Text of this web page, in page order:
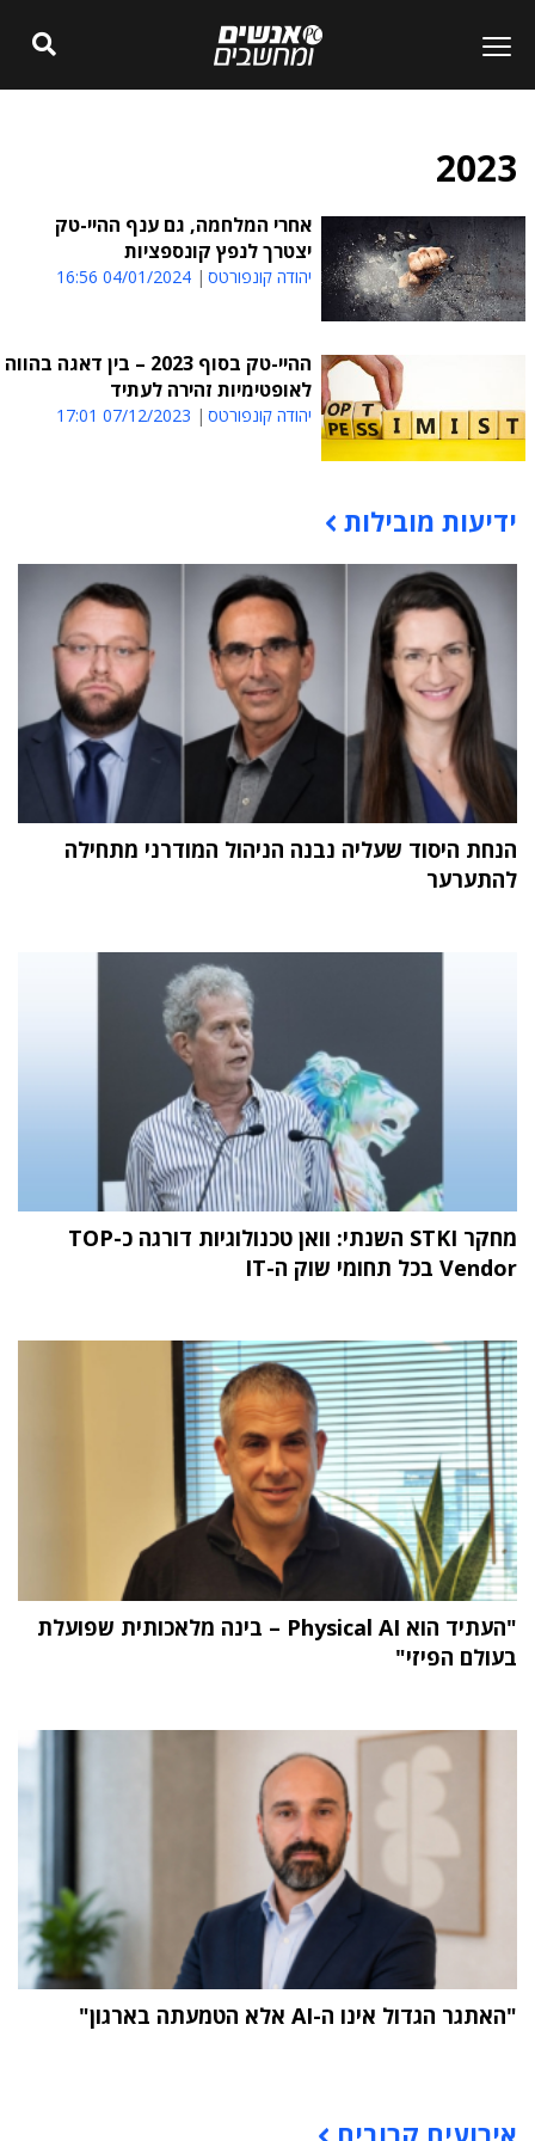
2023
אחרי המלחמה, גם ענף ההיי-טק
יצטרך לנפץ קונספציות
יהודה קונפורטס 04/01/2024 16:56
ההיי-טק בסוף 2023 – בין דאגה בהווה
לאופטימיות זהירה לעתיד
יהודה קונפורטס 07/12/2023 17:01
תוכן פרסומי
ידיעות מובילות
הנחת היסוד שעליה נבנה הניהול המודרני מתחילה
להתערער
מחקר STKI השנתי: וואן טכנולוגיות דורגה כ-TOP
Vendor בכל תחומי שוק ה-IT
"העתיד הוא Physical AI – בינה מלאכותית שפועלת
בעולם הפיזי"
"האתגר הגדול אינו ה-AI אלא הטמעתה בארגון"
אירועים קרובים